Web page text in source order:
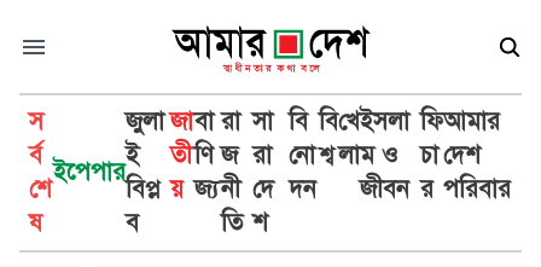
স
র্ব
শে
ষ
ইপেপার
জুলা
ই
বিপ্ল
ব
জা
তী
য়
বা
ণি
জ্য
রা
জ
নী
তি
সা
রা
দে
শ
বি
নো
দন
বি
শ্ব
খে
লা
ইসলা
ম ও
জীবন
ফি
চা
র
আমার
দেশ
পরিবার